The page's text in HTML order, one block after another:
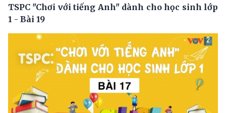
TSPC "Chơi với tiếng Anh" dành cho học sinh lớp
1 - Bài 19